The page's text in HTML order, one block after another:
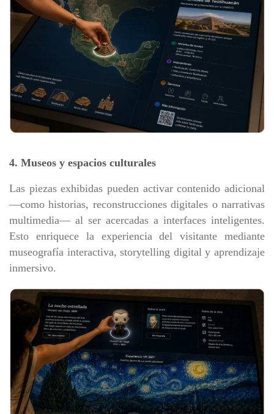
4. Museos y espacios culturales
Las piezas exhibidas pueden activar contenido adicional
—como historias, reconstrucciones digitales o narrativas
multimedia— al ser acercadas a interfaces inteligentes.
Esto enriquece la experiencia del visitante mediante
museografía interactiva, storytelling digital y aprendizaje
inmersivo.